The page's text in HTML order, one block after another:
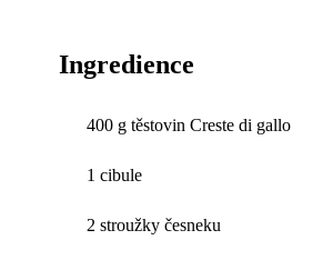
Ingredience
400 g těstovin Creste di gallo
1 cibule
2 stroužky česneku